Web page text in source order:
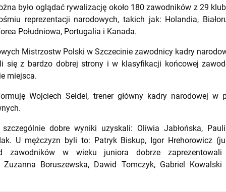
było oglądać rywalizację około 180 zawodników z 29
reprezentacji narodowych, takich jak: Holandia,
Południowa, Portugalia i Kanada.
Mistrzostw Polski w Szczecinie zawodnicy kadry
się z bardzo dobrej strony i w klasyfikacji końcowej
miejsca.
Wojciech Seidel, trener główny kadry narodowej w
dobre wyniki uzyskali: Oliwia Jabłońska,
U mężczyzn byli to: Patryk Biskup, Igor Hrehorowicz
zawodników w wieku juniora dobrze
Zuzanna Boruszewska, Dawid Tomczyk, Gabriel Kowalski